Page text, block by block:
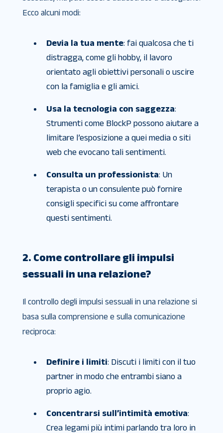
Ecco alcuni modi:
Devia la tua mente: fai qualcosa che ti
distragga, come gli hobby, il lavoro
orientato agli obiettivi personali o uscire
con la famiglia e gli amici.
Usa la tecnologia con saggezza:
Strumenti come BlockP possono aiutare a
limitare l’esposizione a quei media o siti
web che evocano tali sentimenti.
Consulta un professionista: Un
terapista o un consulente può fornire
consigli specifici su come affrontare
questi sentimenti.
2. Come controllare gli impulsi
sessuali in una relazione?
Il controllo degli impulsi sessuali in una relazione si
basa sulla comprensione e sulla comunicazione
reciproca:
Definire i limiti: Discuti i limiti con il tuo
partner in modo che entrambi siano a
proprio agio.
Concentrarsi sull’intimità emotiva:
Crea legami più intimi parlando tra loro in